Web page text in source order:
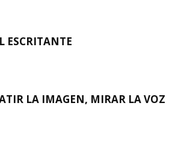
ESCRITANTE
LA IMAGEN, MIRAR LA VOZ